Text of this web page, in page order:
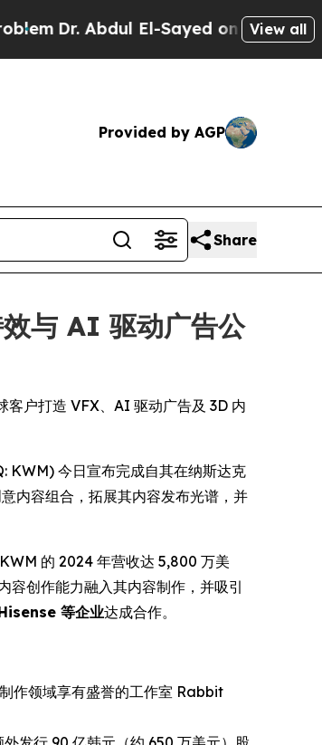
Abdul El-Sayed on Historic View all
Provided by AGP
Share
与 AI 驱动广告公
户打造 VFX、AI 驱动广告及 3D 内
KWM) 今日宣布完成自其在纳斯达克
内容组合，拓展其内容发布光谱，并
的 2024 年营收达 5,800 万美
容创作能力融入其内容制作，并吸引
等企业达成合作。
作领域享有盛誉的工作室 Rabbit